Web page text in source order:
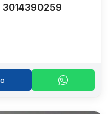
3014390259